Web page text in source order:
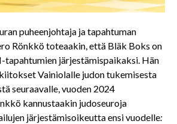
puheenjohtaja ja tapahtuman
Rönkkö toteaakin, että Bläk Boks on
järjestämispaikaksi. Hän
Vainiolalle judon tukemisesta
seuraavalle, vuoden 2024
kannustaakin judoseuroja
järjestämisoikeutta ensi vuodelle: